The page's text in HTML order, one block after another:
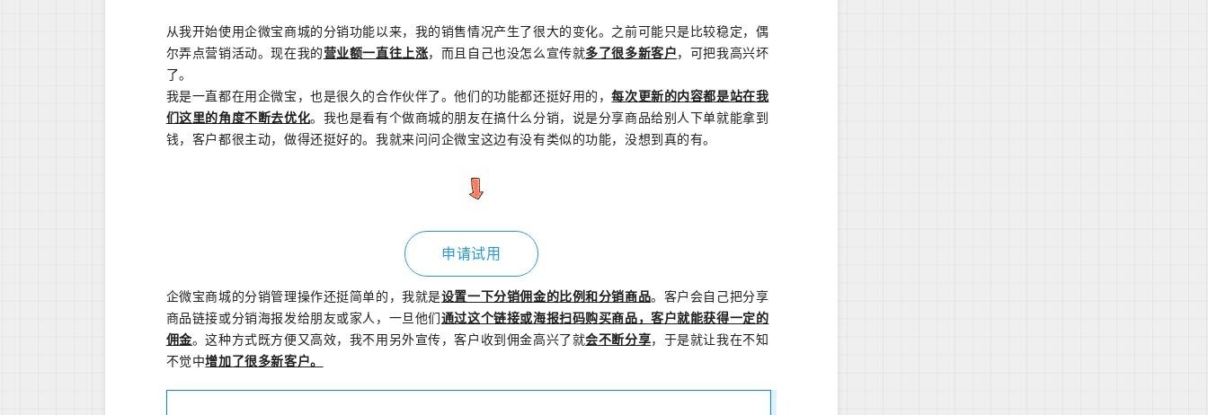
从我开始使用企微宝商城的分销功能以来，我的销售情况产生了很大的变化。之前可能只是比较稳定，偶
尔弄点营销活动。现在我的营业额一直往上涨，而且自己也没怎么宣传就多了很多新客户，可把我高兴坏
了。
我是一直都在用企微宝，也是很久的合作伙伴了。他们的功能都还挺好用的，每次更新的内容都是站在我
们这里的角度不断去优化。我也是看有个做商城的朋友在搞什么分销，说是分享商品给别人下单就能拿到
钱，客户都很主动，做得还挺好的。我就来问问企微宝这边有没有类似的功能，没想到真的有。
申请试用
企微宝商城的分销管理操作还挺简单的，我就是设置一下分销佣金的比例和分销商品。客户会自己把分享
商品链接或分销海报发给朋友或家人，一旦他们通过这个链接或海报扫码购买商品，客户就能获得一定的
佣金。这种方式既方便又高效，我不用另外宣传，客户收到佣金高兴了就会不断分享，于是就让我在不知
不觉中增加了很多新客户。